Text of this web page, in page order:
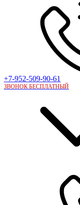
+7-952-509-90-61
ЗВОНОК БЕСПЛАТНЫЙ